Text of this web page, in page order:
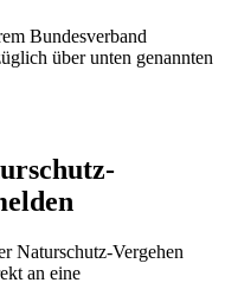
Bundesverband
über unten genannten
Naturschutz-Vergehen
an eine